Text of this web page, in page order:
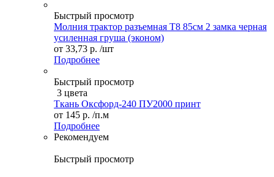
Быстрый просмотр
Молния трактор разъемная Т8 85см 2 замка черная
усиленная груша (эконом)
от 33,73 р. /шт
Подробнее
Быстрый просмотр
3 цвета
Ткань Оксфорд-240 ПУ2000 принт
от 145 р. /п.м
Подробнее
Рекомендуем
Быстрый просмотр